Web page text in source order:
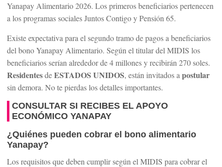
Yanapay Alimentario 2026. Los primeros beneficiarios pertenecen
a los programas sociales Juntos Contigo y Pensión 65.
Existe expectativa para el segundo tramo de pagos a beneficiarios
del bono Yanapay Alimentario. Según el titular del MIDIS los
beneficiarios serían alrededor de 4 millones y recibirán 270 soles.
ResidentesdeESTADOS UNIDOS, están invitados a postular
sin demora. No te pierdas los detalles importantes.
CONSULTAR SI RECIBES EL APOYO
ECONÓMICO YANAPAY
¿Quiénes pueden cobrar el bono alimentario
Yanapay?
Los requisitos que deben cumplir según el MIDIS para cobrar el